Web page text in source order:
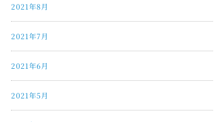
2021年8月
2021年7月
2021年6月
2021年5月